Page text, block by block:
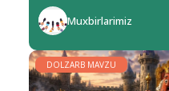
Muxbirlarimiz
DOLZARB MAVZU